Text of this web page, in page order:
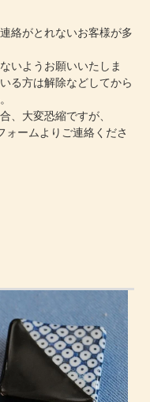
絡がとれないお客様が多
いようお願いいたしま
る方は解除などしてから
、大変恐縮ですが、
ォーム よりご連絡くださ